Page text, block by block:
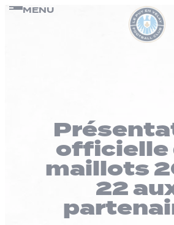
Passer
MENU
officielle
maillots
22
Panneau de gestion des